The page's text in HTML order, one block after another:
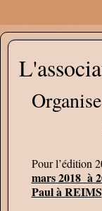
Pour l’édition
mars 2018 à
Paul à REIMS